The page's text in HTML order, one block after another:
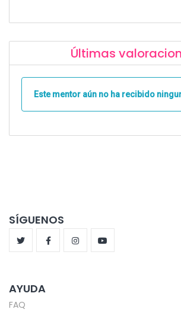
Últimas
Este mentor aún no ha recibido
SÍGUENOS
AYUDA
FAQ